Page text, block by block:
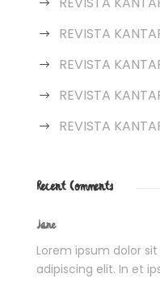
REVISTA
REVISTA
REVISTA
REVISTA
Recent Comments
Jane
Lorem ipsum dolor
adipiscing elit. In et